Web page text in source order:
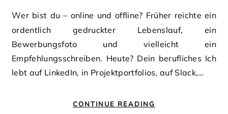
Wer bist du – online und offline? Früher reichte ein
ordentlich gedruckter Lebenslauf, ein
Bewerbungsfoto und vielleicht ein
Empfehlungsschreiben. Heute? Dein berufliches Ich
lebt auf LinkedIn, in Projektportfolios, auf Slack,…
CONTINUE READING